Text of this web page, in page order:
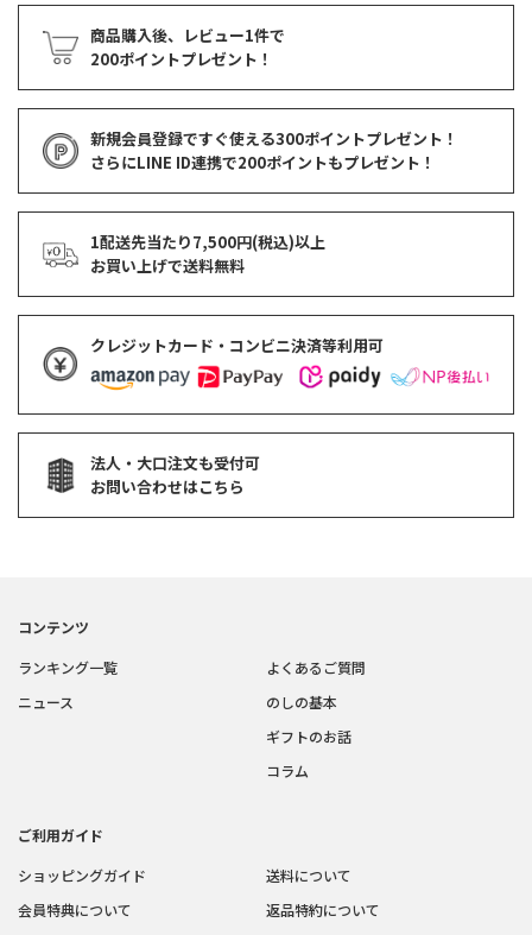
商品購入後、レビュー1件で
200ポイントプレゼント！
新規会員登録ですぐ使える300ポイントプレゼント！
さらにLINE ID連携で200ポイントもプレゼント！
1配送先当たり7,500円(税込)以上
お買い上げで送料無料
クレジットカード・コンビニ決済等利用可
法人・大口注文も受付可
お問い合わせはこちら
コンテンツ
ランキング一覧
ニュース
よくあるご質問
のしの基本
ギフトのお話
コラム
ご利用ガイド
ショッピングガイド
会員特典について
送料について
返品特約について